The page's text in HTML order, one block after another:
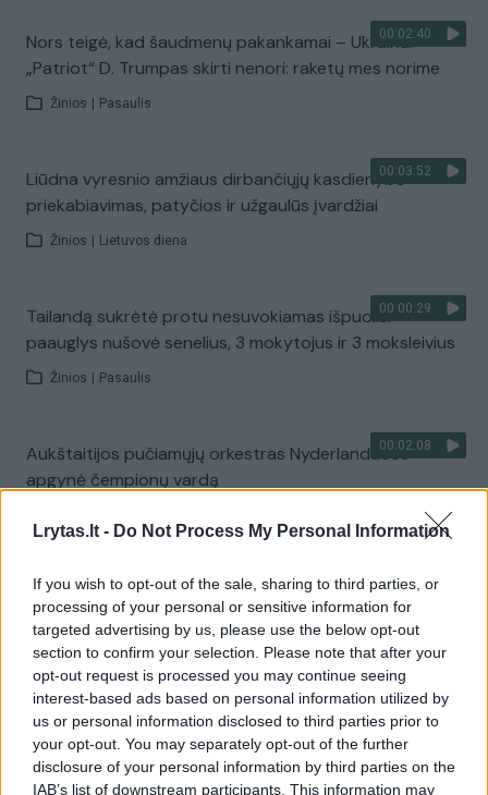
Lrytas.lt - Do Not Process My Personal Information
If you wish to opt-out of the sale, sharing to third parties, or
processing of your personal or sensitive information for
targeted advertising by us, please use the below opt-out
section to confirm your selection. Please note that after your
opt-out request is processed you may continue seeing
interest-based ads based on personal information utilized by
us or personal information disclosed to third parties prior to
your opt-out. You may separately opt-out of the further
disclosure of your personal information by third parties on the
IAB’s list of downstream participants. This information may
00:02:40
Nors teigė, kad šaudmenų pakankamai – Ukrainai
„Patriot“ D. Trumpas skirti nenori: raketų mes norime
Žinios Pasaulis
00:03:52
Liūdna vyresnio amžiaus dirbančiųjų kasdienybė –
priekabiavimas, patyčios ir užgaulūs įvardžiai
Žinios Lietuvos diena
00:00:29
Tailandą sukrėtė protu nesuvokiamas išpuolis:
paauglys nušovė senelius, 3 mokytojus ir 3 moksleivius
Žinios Pasaulis
00:02:08
Aukštaitijos pučiamųjų orkestras Nyderlanduose
apgynė čempionų vardą
Visi įrašai
Žiūrimiausi įrašai
00:00:30
Vaizdai iš tragiškos avarijos Vilniaus r.: dviejų moterų ir